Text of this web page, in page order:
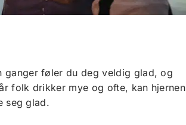
ganger føler du deg veldig glad, og
folk drikker mye og ofte, kan hjernen
seg glad.